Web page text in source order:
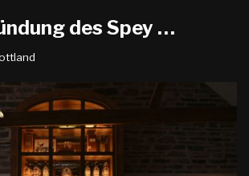
des Spey …